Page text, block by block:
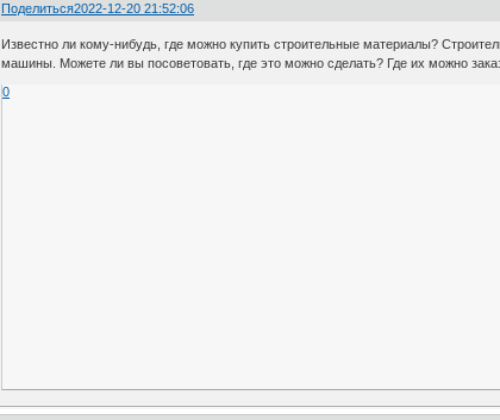
Поделиться2022-12-20 21:52:06
Известно ли кому-нибудь, где можно купить строительные материалы?
машины. Можете ли вы посоветовать, где это можно сделать? Где их можно
0